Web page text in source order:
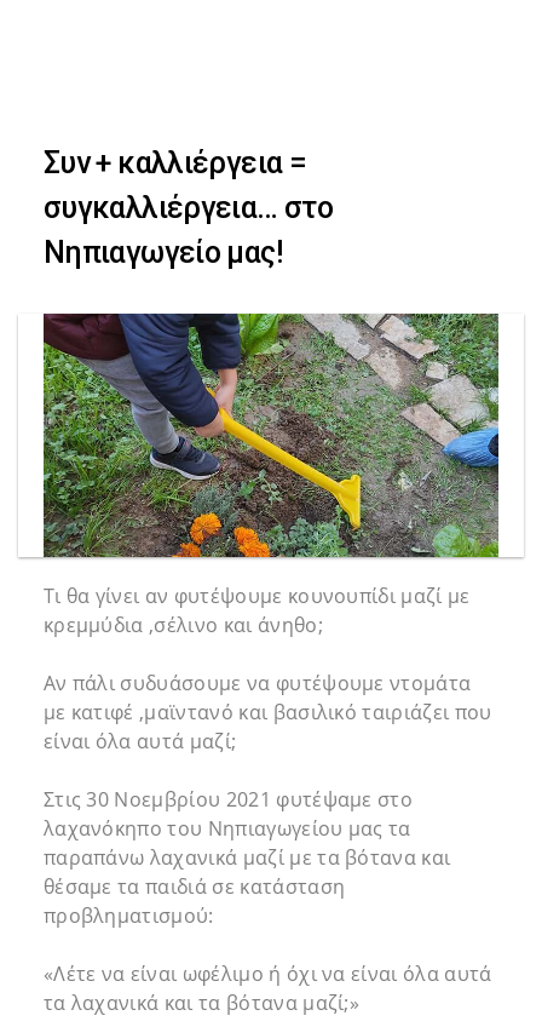
navigation
content
Συν + καλλιέργεια =
συγκαλλιέργεια… στο
Νηπιαγωγείο μας!
Τι θα γίνει αν φυτέψουμε κουνουπίδι μαζί με
κρεμμύδια ,σέλινο και άνηθο;
Αν πάλι συδυάσουμε να φυτέψουμε ντομάτα
με κατιφέ ,μαϊντανό και βασιλικό ταιριάζει που
είναι όλα αυτά μαζί;
Στις 30 Νοεμβρίου 2021 φυτέψαμε στο
λαχανόκηπο του Νηπιαγωγείου μας τα
παραπάνω λαχανικά μαζί με τα βότανα και
θέσαμε τα παιδιά σε κατάσταση
προβληματισμού:
«Λέτε να είναι ωφέλιμο ή όχι να είναι όλα αυτά
τα λαχανικά και τα βότανα μαζί;»